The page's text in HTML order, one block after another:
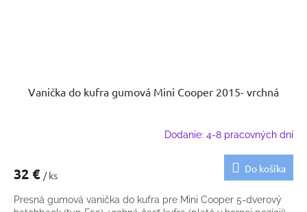
Vanička do kufra gumová Mini Cooper 2015- vrchná
Dodanie: 4-8 pracovných dní
32 € / ks
Do košíka
Presná gumová vanička do kufra pre Mini Cooper 5-dverový